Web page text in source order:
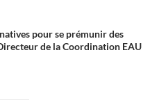
pour se prémunir des
de la Coordination EAU